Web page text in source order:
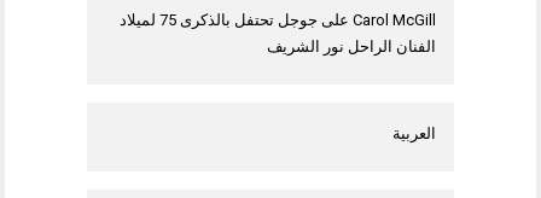
Carol McGill على
جوجل تحتفل بالذكرى 75 لميلاد
الفنان الراحل نور الشريف
العربية